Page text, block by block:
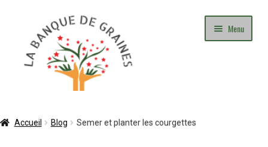
navigation
contenu
Menu
Accueil Blog Semer et planter les courgettes